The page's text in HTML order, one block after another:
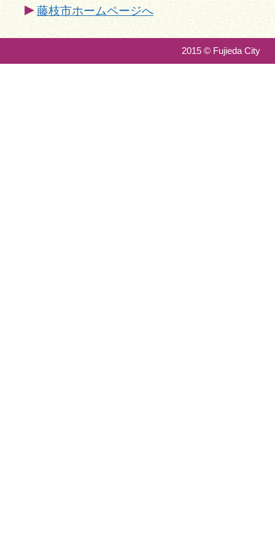
藤枝市ホームページへ
2015 © Fujieda City